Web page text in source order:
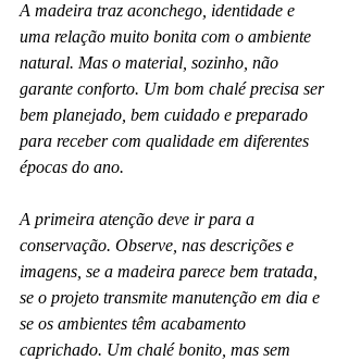
A madeira traz aconchego, identidade e
uma relação muito bonita com o ambiente
natural. Mas o material, sozinho, não
garante conforto. Um bom chalé precisa ser
bem planejado, bem cuidado e preparado
para receber com qualidade em diferentes
épocas do ano.
A primeira atenção deve ir para a
conservação. Observe, nas descrições e
imagens, se a madeira parece bem tratada,
se o projeto transmite manutenção em dia e
se os ambientes têm acabamento
caprichado. Um chalé bonito, mas sem